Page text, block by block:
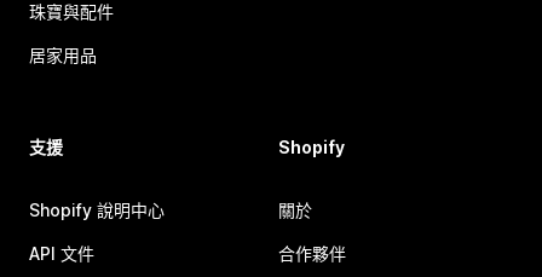
珠寶與配件
居家用品
支援
Shopify 說明中心
API 文件
Shopify
關於
合作夥伴